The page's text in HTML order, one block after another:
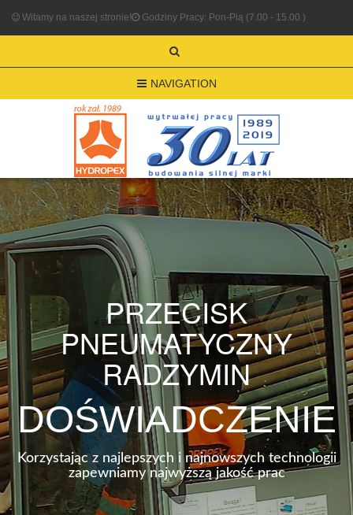
Witamy na naszej stronie! Godziny Pracy: Pon-Pią (7.00 - 15.00 )
NAVIGATION
PRZECISK
PNEUMATYCZNY
RADZYMIN
DOŚWIADCZENIE
Korzystając z najlepszych i najnowszych technologii
zapewniamy najwyższą jakość prac